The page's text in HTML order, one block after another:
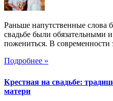
Раньше напутственные слова
свадьбе были обязательными
пожениться. В современности
Подробнее »
Крестная на свадьбе:
матери